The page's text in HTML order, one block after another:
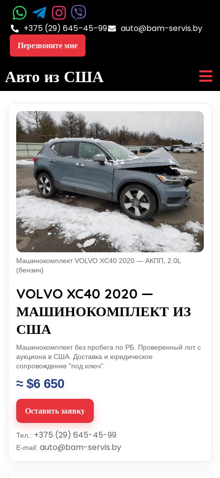
+375 (29) 645–45–99
auto@bam-servis.by
Перезвоните мне
Авто из США
Машинокомплект VOLVO XC40 2020 — АКПП, 2.0L
(бензин)
VOLVO XC40 2020 —
МАШИНОКОМПЛЕКТ ИЗ
США
Машинокомплект без пробега по РБ. Проверенный лот с
аукциона в США. Доставка и юридическое
сопровождение "под ключ".
≈ $6 650
Оставить заявку
Тел.: +375 (29) 645-45-99
E-mail: auto@bam-servis.by